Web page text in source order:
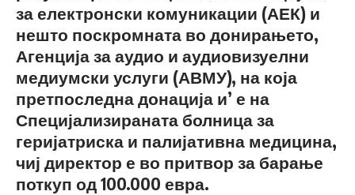
за електронски комуникации (АЕК) и
нешто поскромната во донирањето,
Агенција за аудио и аудиовизуелни
медиумски услуги (АВМУ), на која
претпоследна донација и’ е на
Специјализираната болница за
геријатриска и палијативна медицина,
чиј директор е во притвор за барање
поткуп од 100.000 евра.